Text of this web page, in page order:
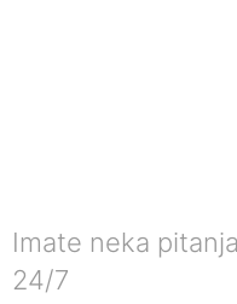
Imate neka
24/7